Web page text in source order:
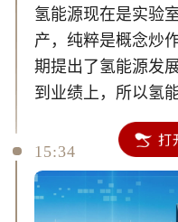
氢能源现在是实验
产，纯粹是概念炒
期提出了氢能源发
到业绩上，所以氢
15:34